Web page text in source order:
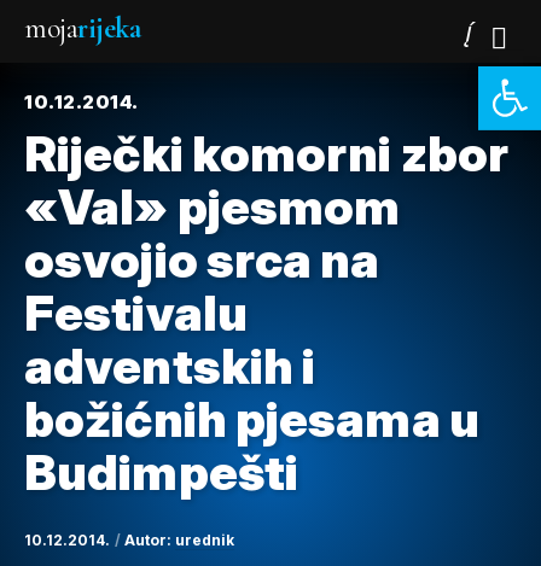
mojarijeka
10.12.2014.
Riječki komorni zbor
«Val» pjesmom
osvojio srca na
Festivalu
adventskih i
božićnih pjesama u
Budimpešti
10.12.2014. Autor: urednik